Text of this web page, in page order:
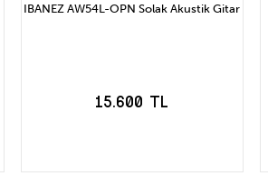
IBANEZ AW54L-OPN Solak Akustik Gitar
15.600 TL